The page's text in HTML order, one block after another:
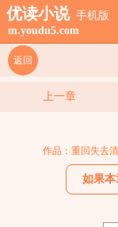
优读小说 手机版
m.youdu5.com
返回
上一章
作品：重回失去
如果